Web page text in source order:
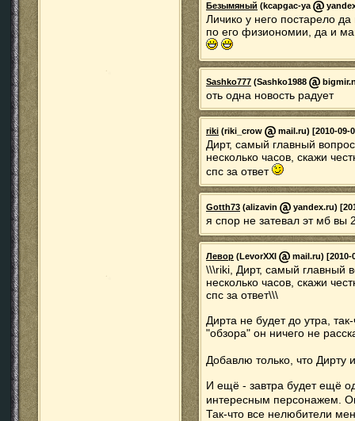
Безымяный (kcapgac-ya
Личико у него постарело
по его физиономии, да и
Sashko777 (Sashko1988
оть одна новость радует
riki (riki_crow mail.ru) [2010-09-
Дирт, самый главный
несколько часов, скажи
спс за ответ
Gotth73 (alizavin yandex.ru)
я спор не затевал эт мб вы
Левор (LevorXXI mail.ru) [2010-
\\\riki, Дирт, самый главный
несколько часов, скажи
спс за ответ\\\
Дирта не будет до утра,
"обзора" он ничего не
Добавлю только, что Дирту
И ещё - завтра будет ещё
интересным персонажем.
Так-что все нелюбители